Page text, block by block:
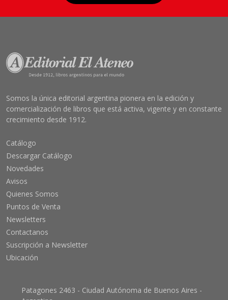
Somos la única editorial argentina pionera en la edición y
comercialización de libros que está activa, vigente y en constante
crecimiento desde 1912.
Catálogo
Descargar Catálogo
Novedades
Avisos
Quienes Somos
Puntos de Venta
Newsletters
Contactanos
Suscripción a Newsletter
Ubicación
Patagones 2463 - Ciudad Autónoma de Buenos Aires -